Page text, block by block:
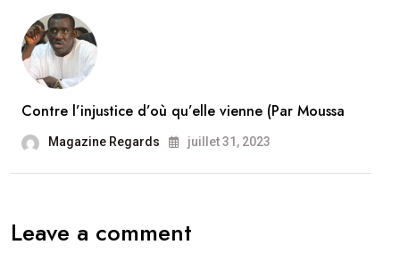
Contre l’injustice d’où qu’elle vienne (Par Moussa
Magazine Regards juillet 31, 2023
Leave a comment